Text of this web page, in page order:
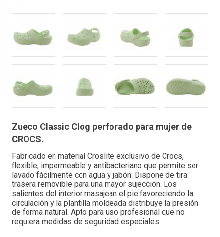
Zueco Classic Clog perforado para mujer de
CROCS.
Fabricado en material Croslite exclusivo de Crocs,
flexible, impermeable y antibacteriano que permite ser
lavado fácilmente con agua y jabón. Dispone de tira
trasera removible para una mayor sujección. Los
salientes del interior masajean el pie favoreciendo la
circulación y la plantilla moldeada distribuye la presión
de forma natural. Apto para uso profesional que no
requiera medidas de seguridad especiales.